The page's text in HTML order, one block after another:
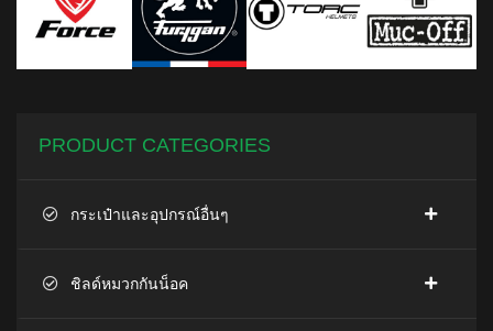
PRODUCT CATEGORIES
กระเป๋าและอุปกรณ์อื่นๆ
ชิลด์หมวกกันน็อค